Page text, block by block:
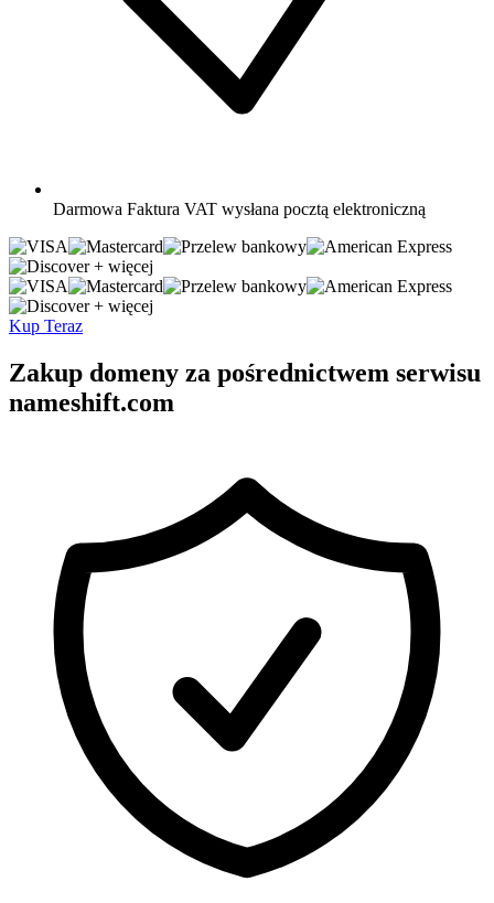
Darmowa Faktura VAT wysłana pocztą elektroniczną
+ więcej
+ więcej
Kup Teraz
Zakup domeny za pośrednictwem serwisu
nameshift.com